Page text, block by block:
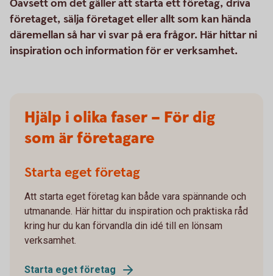
Oavsett om det gäller att starta ett företag, driva
företaget, sälja företaget eller allt som kan hända
däremellan så har vi svar på era frågor. Här hittar ni
inspiration och information för er verksamhet.
Hjälp i olika faser – För dig
som är företagare
Starta eget företag
Att starta eget företag kan både vara spännande och
utmanande. Här hittar du inspiration och praktiska råd
kring hur du kan förvandla din idé till en lönsam
verksamhet.
Starta eget företag